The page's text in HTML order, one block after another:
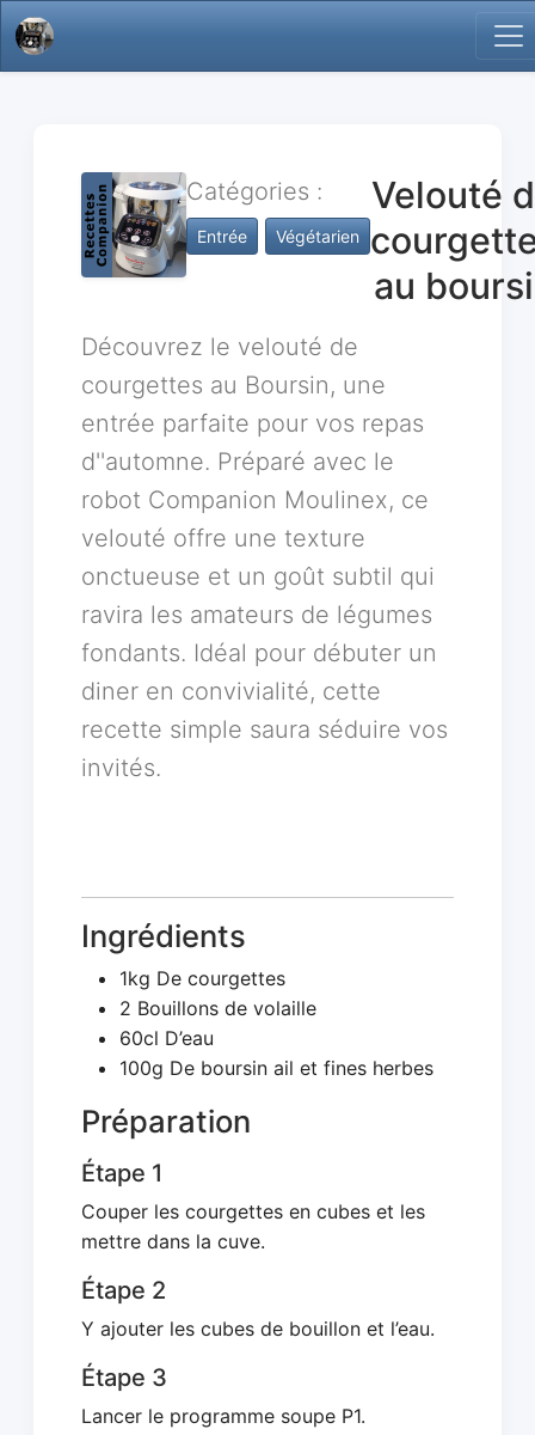
Catégories :
Entrée Végétarien
Velouté
au
Découvrez le velouté de
courgettes au Boursin, une
entrée parfaite pour vos repas
d''automne. Préparé avec le
robot Companion Moulinex, ce
velouté offre une texture
onctueuse et un goût subtil qui
ravira les amateurs de légumes
fondants. Idéal pour débuter un
diner en convivialité, cette
recette simple saura séduire vos
invités.
Ingrédients
1kg De courgettes
2 Bouillons de volaille
60cl D’eau
100g De boursin ail et fines herbes
Préparation
Étape 1
Couper les courgettes en cubes et les
mettre dans la cuve.
Étape 2
Y ajouter les cubes de bouillon et l’eau.
Étape 3
Lancer le programme soupe P1.